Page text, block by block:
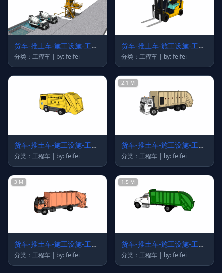
货车-推土车-施工设施-工程
车43
分类：工程车 | by: feifei
货车-推土车-施工设施-工程
车42
分类：工程车 | by: feifei
货车-推土车-施工设施-工程
车41
分类：工程车 | by: feifei
2.1 M
货车-推土车-施工设施-工程
车40
分类：工程车 | by: feifei
3 M
货车-推土车-施工设施-工程
车39
分类：工程车 | by: feifei
1.5 M
货车-推土车-施工设施-工程
车38
分类：工程车 | by: feifei